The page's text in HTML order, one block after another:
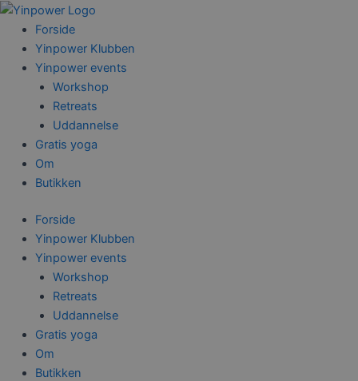
Gå
indholdet
Forside
Yinpower Klubben
Yinpower events
Workshop
Retreats
Uddannelse
Gratis yoga
Om
Butikken
Forside
Yinpower Klubben
Yinpower events
Workshop
Retreats
Uddannelse
Gratis yoga
Om
Butikken